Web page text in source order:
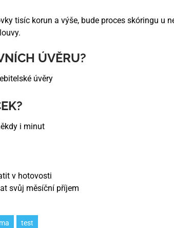
tisíc korun a výše, bude proces skóringu u
ÚVĚRU?
úvěry
i minut
v hotovosti
svůj měsíční příjem
test